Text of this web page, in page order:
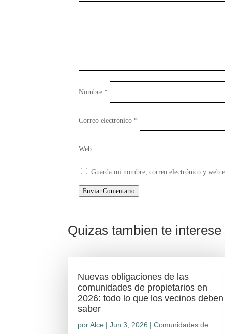
Nombre *
Correo electrónico *
Web
Guarda mi nombre, correo electrónico y web
Enviar Comentario
Quizas tambien te interese
Nuevas obligaciones de las
comunidades de propietarios en
2026: todo lo que los vecinos deben
saber
porAlce |Jun 3, 2026 |Comunidades de